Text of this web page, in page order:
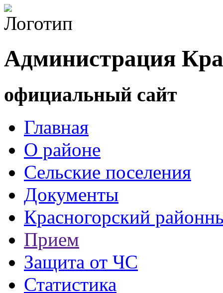
Администрация
официальный сайт
Главная
О районе
Сельские поселения
Документы
Красногорский
Прием
Защита от ЧС
Статистика